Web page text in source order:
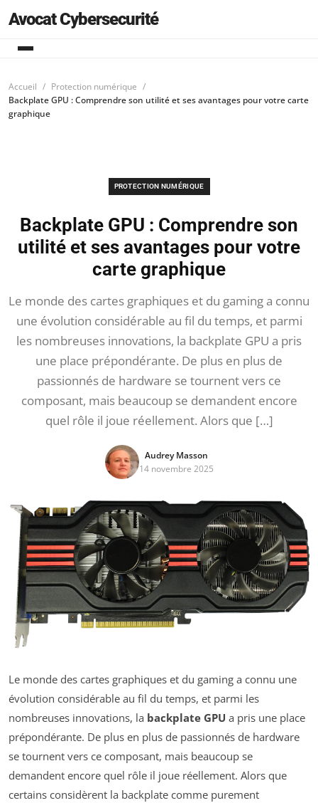
Avocat Cybersecurité
Accueil
Protection numérique
Backplate GPU : Comprendre son utilité et ses avantages pour votre carte
graphique
PROTECTION NUMÉRIQUE
Backplate GPU : Comprendre son
utilité et ses avantages pour votre
carte graphique
Le monde des cartes graphiques et du gaming a connu
une évolution considérable au fil du temps, et parmi
les nombreuses innovations, la backplate GPU a pris
une place prépondérante. De plus en plus de
passionnés de hardware se tournent vers ce
composant, mais beaucoup se demandent encore
quel rôle il joue réellement. Alors que […]
Audrey Masson
14 novembre 2025
Le monde des cartes graphiques et du gaming a connu une
évolution considérable au fil du temps, et parmi les
nombreuses innovations, la backplate GPU a pris une place
prépondérante. De plus en plus de passionnés de hardware
se tournent vers ce composant, mais beaucoup se
demandent encore quel rôle il joue réellement. Alors que
certains considèrent la backplate comme purement